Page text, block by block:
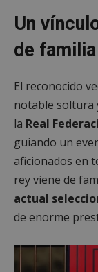
Un
de familia
El reconocido
notable soltura
la Real
guiando un
aficionados en
rey viene de
actual
de enorme